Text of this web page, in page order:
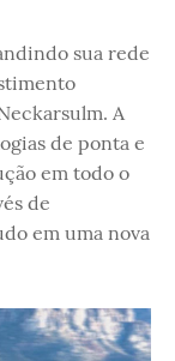
sua rede
A
de ponta e
em todo o
de
em uma nova